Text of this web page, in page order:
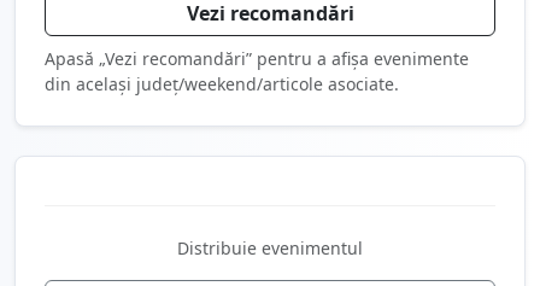
Vezi recomandări
Apasă „Vezi recomandări” pentru a afișa evenimente
din același județ/weekend/articole asociate.
Distribuie evenimentul